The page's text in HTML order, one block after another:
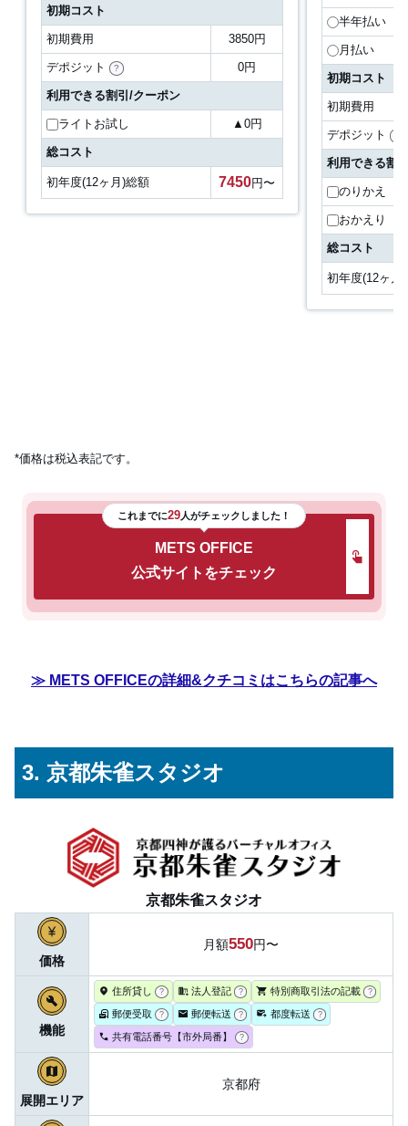
初期コスト
初期費用 3850円
デポジット ? 0円
利用できる割引/クーポン
ライトお試し ▲ 0円
総コスト
初年度(12ヶ月)総額 7450円〜
半年払い
月払い
初期コスト
初期費用
デポジット
利用できる割
のりかえ
おかえり
総コスト
初年度(12ヶ月
*価格は税込表記です。
これまでに29人がチェックしました！
METS OFFICE
公式サイトをチェック
≫ METS OFFICEの詳細&クチコミはこちらの記事へ
3. 京都朱雀スタジオ
京都朱雀スタジオ
価格
月額550円〜
機能
住所貸し ? 法人登記 ? 特別商取引法の記載 ?
郵便受取 ? 郵便転送 ? 都度転送 ?
共有電話番号【市外局番】 ?
展開エリア
京都府